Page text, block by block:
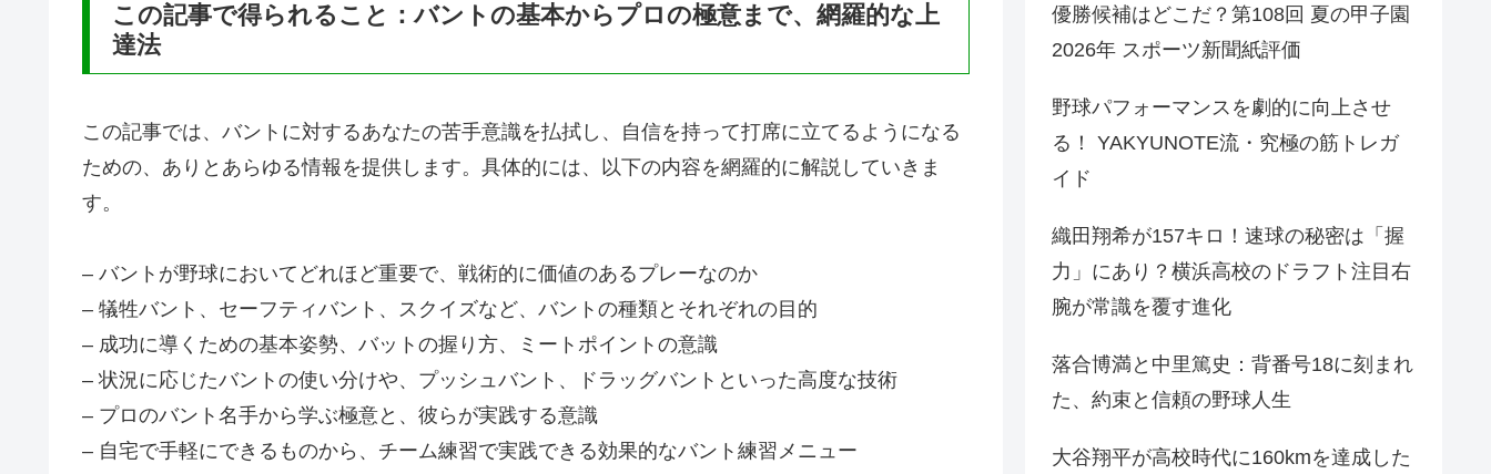
この記事で得られること：バントの基本からプロの極意まで、網羅的な上
達法
この記事では、バントに対するあなたの苦手意識を払拭し、自信を持って打席に立てるようになる
ための、ありとあらゆる情報を提供します。具体的には、以下の内容を網羅的に解説していきま
す。
– バントが野球においてどれほど重要で、戦術的に価値のあるプレーなのか
– 犠牲バント、セーフティバント、スクイズなど、バントの種類とそれぞれの目的
– 成功に導くための基本姿勢、バットの握り方、ミートポイントの意識
– 状況に応じたバントの使い分けや、プッシュバント、ドラッグバントといった高度な技術
– プロのバント名手から学ぶ極意と、彼らが実践する意識
– 自宅で手軽にできるものから、チーム練習で実践できる効果的なバント練習メニュー
優勝候補はどこだ？第108回 夏の甲子園
2026年 スポーツ新聞紙評価
野球パフォーマンスを劇的に向上させ
る！ YAKYUNOTE流・究極の筋トレガ
イド
織田翔希が157キロ！速球の秘密は「握
力」にあり？横浜高校のドラフト注目右
腕が常識を覆す進化
落合博満と中里篤史：背番号18に刻まれ
た、約束と信頼の野球人生
大谷翔平が高校時代に160kmを達成した